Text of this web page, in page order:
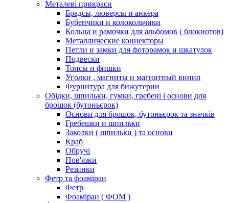
Металеві прикраси
Брадсы, люверсы и анкера
Бубенчики и колокольчики
Кольца и рамочки для альбомов ( блокнотов)
Металлические коннекторы
Петли и замки для фоторамок и шкатулок
Подвески
Топсы и фишки
Уголки , магниты и магнитный винил
Фурнитура для бижутерии
Обідки, шпильки, гумки, гребені і основи для
брошок (бутоньєрок)
Основи для брошок, бутоньєрок та значків
Гребешки и шпильки
Заколки ( шпильки ) та основи
Краб
Обручі
Пов'язки
Резинки
Фетр та фоаміран
Фетр
Фоаміран ( ФОМ )